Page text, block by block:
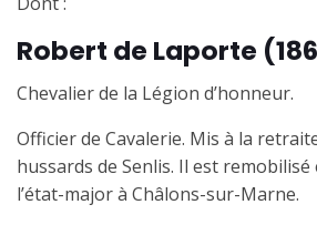
Robert de Laporte
Chevalier de la Légion d’honneur.
Officier de Cavalerie. Mis à la
hussards de Senlis. Il est remobilisé
l’état-major à Châlons-sur-Marne.